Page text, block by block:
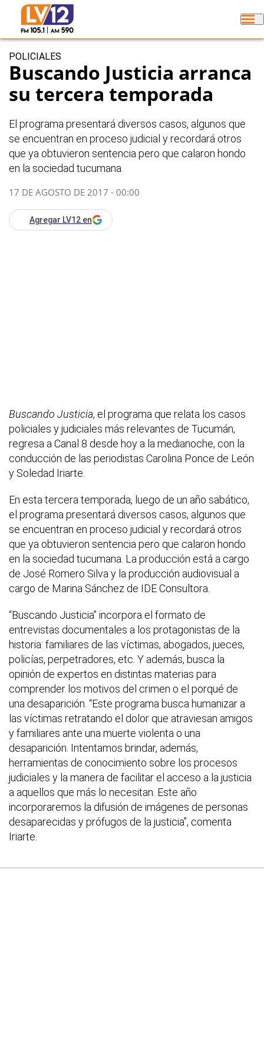
POLICIALES
Buscando Justicia arranca
su tercera temporada
El programa presentará diversos casos, algunos que
se encuentran en proceso judicial y recordará otros
que ya obtuvieron sentencia pero que calaron hondo
en la sociedad tucumana.
17 DE AGOSTO DE 2017 - 00:00
Agregar LV12 en
Buscando Justicia, el programa que relata los casos
policiales y judiciales más relevantes de Tucumán,
regresa a Canal 8 desde hoy a la medianoche, con la
conducción de las periodistas Carolina Ponce de León
y Soledad Iriarte.
En esta tercera temporada, luego de un año sabático,
el programa presentará diversos casos, algunos que
se encuentran en proceso judicial y recordará otros
que ya obtuvieron sentencia pero que calaron hondo
en la sociedad tucumana. La producción está a cargo
de José Romero Silva y la producción audiovisual a
cargo de Marina Sánchez de IDE Consultora.
“Buscando Justicia” incorpora el formato de
entrevistas documentales a los protagonistas de la
historia: familiares de las víctimas, abogados, jueces,
policías, perpetradores, etc. Y además, busca la
opinión de expertos en distintas materias para
comprender los motivos del crimen o el porqué de
una desaparición. “Este programa busca humanizar a
las víctimas retratando el dolor que atraviesan amigos
y familiares ante una muerte violenta o una
desaparición. Intentamos brindar, además,
herramientas de conocimiento sobre los procesos
judiciales y la manera de facilitar el acceso a la justicia
a aquellos que más lo necesitan. Este año
incorporaremos la difusión de imágenes de personas
desaparecidas y prófugos de la justicia”, comenta
Iriarte.